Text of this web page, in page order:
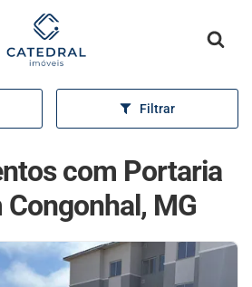
Página inicial
Filtrar
com Portaria
Congonhal, MG